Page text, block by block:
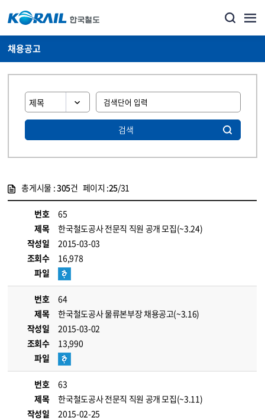
채용공고
검색
총게시물 :305건 페이지 :25/31
번호
65
제목
한국철도공사 전문직 직원 공개 모집(~3.24)
작성일
2015-03-03
조회수
16,978
파일
번호
64
제목
한국철도공사 물류본부장 채용공고(~3.16)
작성일
2015-03-02
조회수
13,990
파일
번호
63
제목
한국철도공사 전문직 직원 공개 모집(~3.11)
작성일
2015-02-25